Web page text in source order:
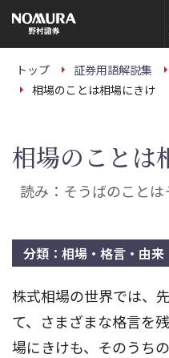
の
ー
トップ 証券用語解説集
相場のことは相場にきけ
相場のことは
読み：そうばのこと
分類：相場・格言・由来
株式相場の世界では、
て、さまざまな格言を
場にきけも、そのうち